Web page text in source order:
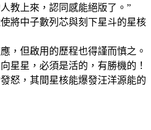
教上來，認同感能絕版了。”
將中子數列芯與刻下星斗的星核
，但啟用的歷程也得謹而慎之。
星星，必須是活的，有勝機的！
怒，其間星核能爆發汪洋源能的